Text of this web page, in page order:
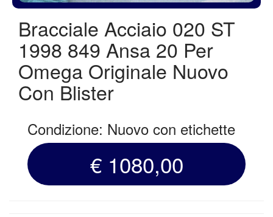
Bracciale Acciaio 020 ST
1998 849 Ansa 20 Per
Omega Originale Nuovo
Con Blister
Condizione: Nuovo con etichette
€ 1080,00